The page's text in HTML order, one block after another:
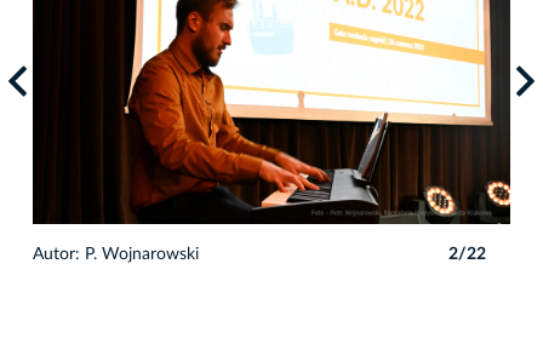
Autor: P. Wojnarowski 2/22